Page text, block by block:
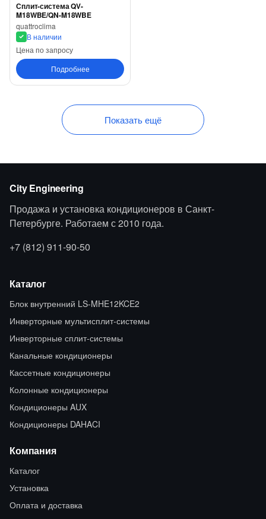
Сплит-система QV-
M18WBE/QN-M18WBE
quattroclima
В наличии
Цена по запросу
Подробнее
Показать ещё
City Engineering
Продажа и установка кондиционеров в Санкт-
Петербурге. Работаем с 2010 года.
+7 (812) 911-90-50
Каталог
Блок внутренний LS-MHE12KCE2
Инверторные мультисплит-системы
Инверторные сплит-системы
Канальные кондиционеры
Кассетные кондиционеры
Колонные кондиционеры
Кондиционеры AUX
Кондиционеры DAHACI
Компания
Каталог
Установка
Оплата и доставка